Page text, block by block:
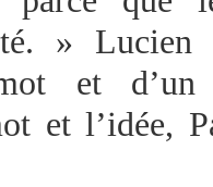
»
et
et l’idée,